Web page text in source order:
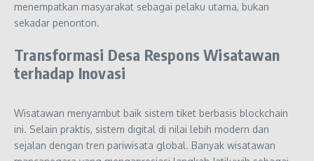
menempatkan masyarakat sebagai pelaku utama, bukan
sekadar penonton.
Transformasi Desa Respons Wisatawan
terhadap Inovasi
Wisatawan menyambut baik sistem tiket berbasis blockchain
ini. Selain praktis, sistem digital di nilai lebih modern dan
sejalan dengan tren pariwisata global. Banyak wisatawan